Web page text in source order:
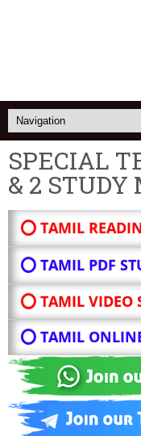
SPECIAL
& 2 STUDY
⭕ TAMIL
⭕ TAMIL PDF
⭕ TAMIL VIDEO
⭕ TAMIL